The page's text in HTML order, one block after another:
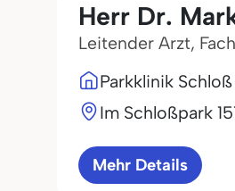
Herr Dr.
Leitender Arzt,
Parkklinik
Im Schloßpark 1
Mehr Details